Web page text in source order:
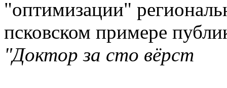
"оптимизации"
псковском примере
"Доктор за сто вёрст